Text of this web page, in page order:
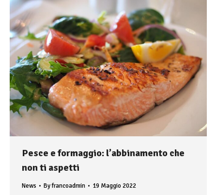
Pesce e formaggio: l’abbinamento che
non ti aspetti
News Byfrancoadmin 19 Maggio 2022